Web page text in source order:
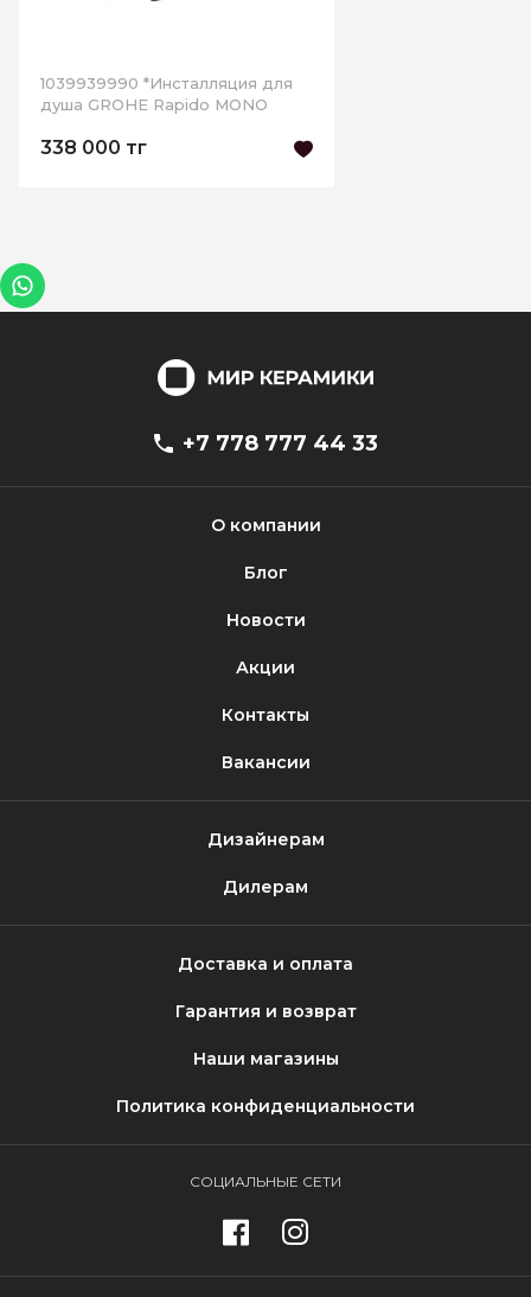
1039939990 *Инсталляция для
душа GROHE Rapido MONO
338 000 тг
+7 778 777 44 33
О компании
Блог
Новости
Акции
Контакты
Вакансии
Дизайнерам
Дилерам
Доставка и оплата
Гарантия и возврат
Наши магазины
Политика конфиденциальности
СОЦИАЛЬНЫЕ СЕТИ